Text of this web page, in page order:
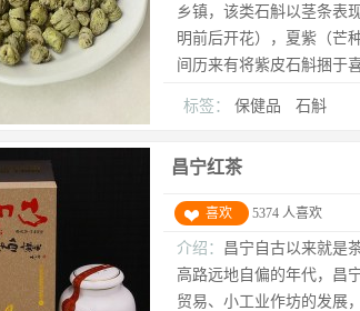
乡镇，该类石斛以茎条表
明前后开花），夏紫（芒
间历来有将紫皮石斛捆于
标签： 保健品 石斛
昌宁红茶
喜欢 5374 人喜欢
介绍： 昌宁自古以来就是
高路远地自偏的年代，昌
贸易、小工业作坊的发展